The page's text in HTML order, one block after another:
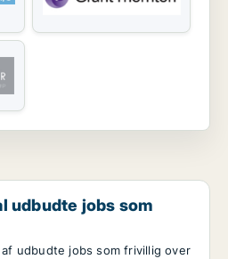
udbudte jobs som
udbudte jobs som frivillig over